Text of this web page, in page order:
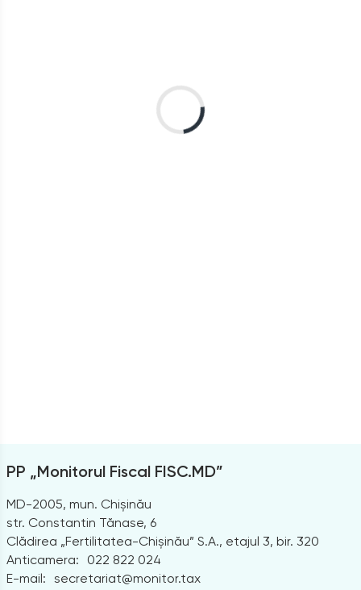
PP „Monitorul Fiscal FISC.MD”
MD-2005, mun. Chișinău
str. Constantin Tănase, 6
Clădirea „Fertilitatea-Chișinău” S.A., etajul 3, bir. 320
Anticamera:
022 822 024
E-mail: secretariat@monitor.tax